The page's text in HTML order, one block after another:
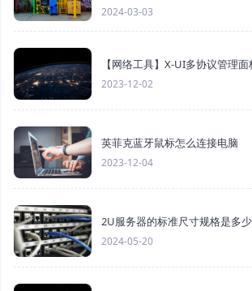
2024-03-03
【网络工具】X-UI多协议管理
2023-12-02
英菲克蓝牙鼠标怎么连接电脑
2023-12-04
2U服务器的标准尺寸规格是多少
2024-05-20